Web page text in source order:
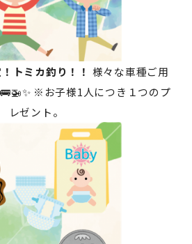
トミカ釣り！！ 様々な車種ご用
※お子様1人につき１つのプ
レゼント。